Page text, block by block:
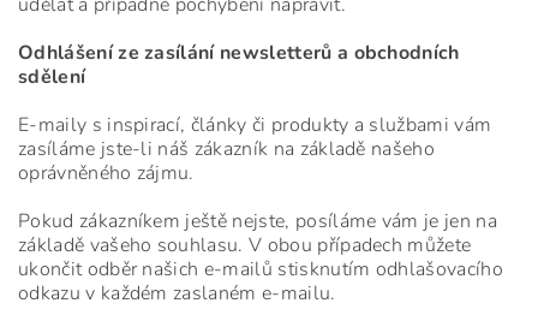
Odhlášení ze zasílání newsletterů a obchodních
sdělení
E-maily s inspirací, články či produkty a službami vám
zasíláme jste-li náš zákazník na základě našeho
oprávněného zájmu.
Pokud zákazníkem ještě nejste, posíláme vám je jen na
základě vašeho souhlasu. V obou případech můžete
ukončit odběr našich e-mailů stisknutím odhlašovacího
odkazu v každém zaslaném e-mailu.